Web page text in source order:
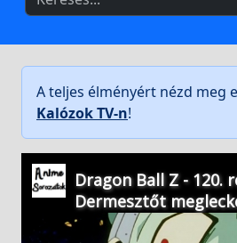
A teljes élményért nézd meg
Kalózok TV-n!